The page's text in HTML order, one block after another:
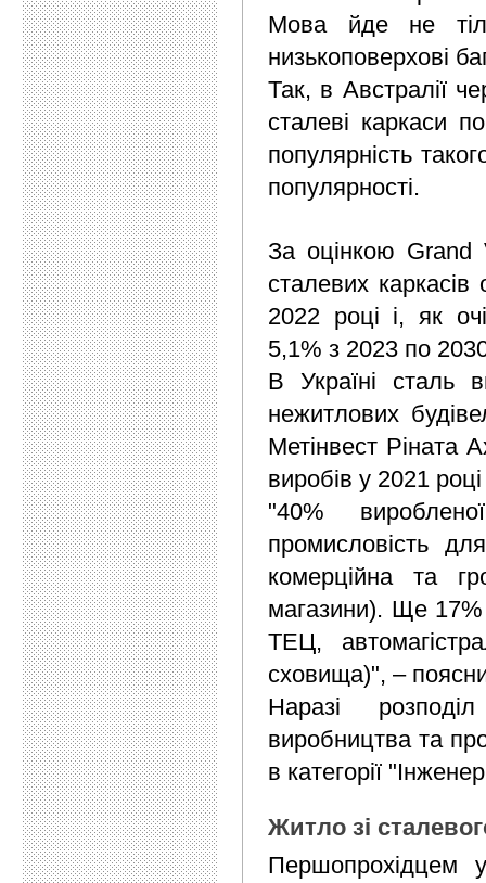
Мова йде не
низькоповерхові
Так, в Австралії
сталеві каркаси
популярність
популярності.
За оцінкою Grand
сталевих
2022 році і, як
5,1% з 2023 по
В Україні сталь
нежитлових
Метінвест Ріната
виробів у 2021
"40%
промисловість
комерційна та
магазини). Ще
ТЕЦ,
сховища)", –
Наразі
виробництва та
в категорії
Житло зі
Першопрохідцем